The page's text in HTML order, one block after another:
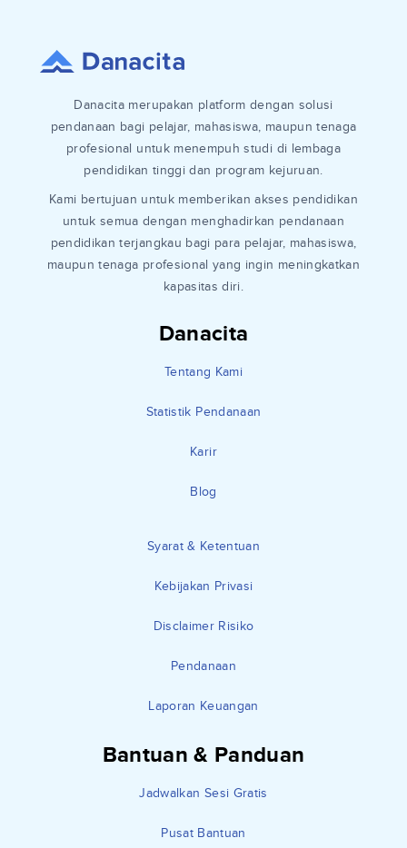
Danacita
Tentang Kami
Statistik Pendanaan
Karir
Blog
Syarat & Ketentuan
Kebijakan Privasi
Disclaimer Risiko
Pendanaan
Laporan Keuangan
Bantuan & Panduan
Jadwalkan Sesi Gratis
Pusat Bantuan
Danacita merupakan platform dengan solusi
pendanaan bagi pelajar, mahasiswa, maupun tenaga
profesional untuk menempuh studi di lembaga
pendidikan tinggi dan program kejuruan.
Kami bertujuan untuk memberikan akses pendidikan
untuk semua dengan menghadirkan pendanaan
pendidikan terjangkau bagi para pelajar, mahasiswa,
maupun tenaga profesional yang ingin meningkatkan
kapasitas diri.